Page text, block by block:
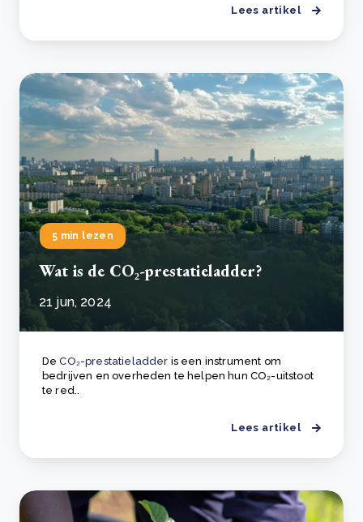
Lees artikel
5 min lezen
Wat is de CO₂-prestatieladder?
21 jun, 2024
DeCO₂-prestatieladder is een instrument om
bedrijven en overheden te helpen hun CO₂-uitstoot
te red..
Lees artikel